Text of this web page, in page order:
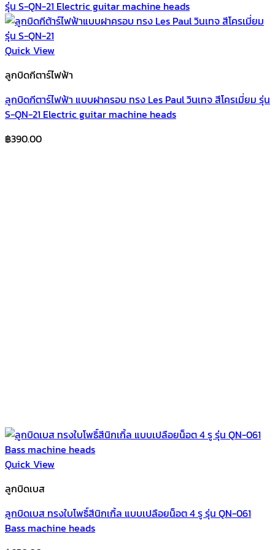
Quick View
ลูกบิดกีตาร์ไฟฟ้า
ลูกบิดกีตาร์ไฟฟ้า แบบฝาครอบ ทรง Les Paul วินเทจ สีโครเมี่ยม รุ่น
S-QN-21 Electric guitar machine heads
฿390.00
Quick View
ลูกบิดเบส
ลูกบิดเบส ทรงใบโพธิ์สีนิกเกิ้ล แบบเปลือยน็อต 4 รู รุ่น QN-061
Bass machine heads